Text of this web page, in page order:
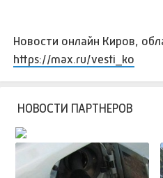
Новости онлайн Киров,
https://max.ru/vesti_ko
НОВОСТИ ПАРТНЕРОВ